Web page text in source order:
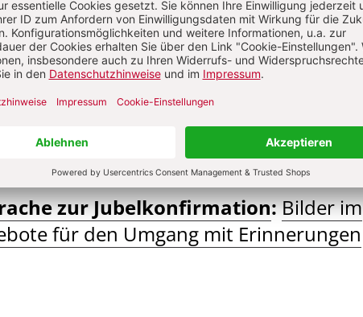
Juli: Die (Ohn)Macht der Alten S. 64-70
zur Jubelkonfirmation
Juli: Die (Ohn)Macht der Alten S. 60-63
zur Jubelkonfirmation:Bilder im
für den Umgang mit Erinnerungen